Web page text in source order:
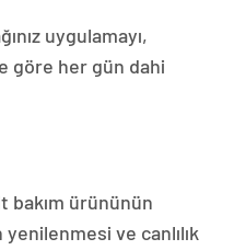
uygulamayı,
göre her gün dahi
bakım ürününün
ve canlılık